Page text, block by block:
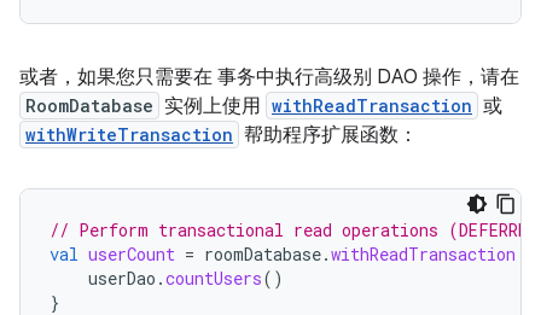
或者，如果您只需要在 事务中执行高级别 DAO 操作，请在
RoomDatabase 实例上使用 withReadTransaction 或
withWriteTransaction 帮助程序扩展函数：
// Perform transactional read operations
val userCount = roomDatabase.withReadTransaction
userDao .countUsers()
}